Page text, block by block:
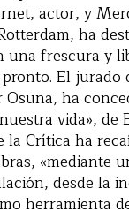
actor, y
ha
una frescura y
El jurado
Osuna, ha
vida», de
la Crítica ha
«mediante
desde la
herramienta